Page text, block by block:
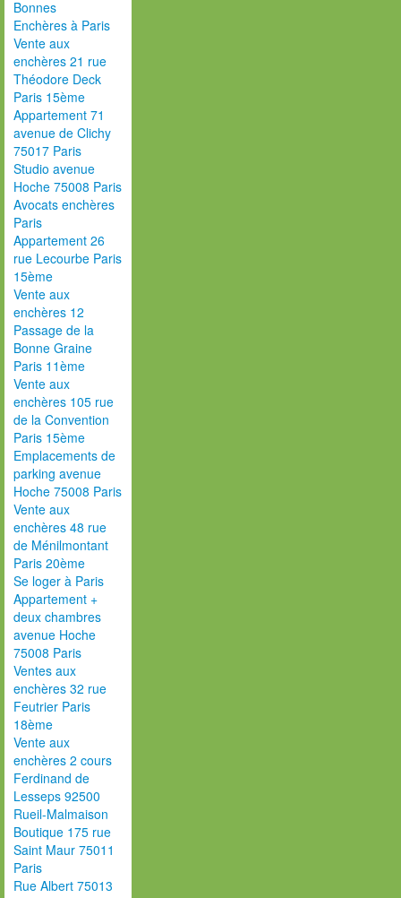
Bonnes
Enchères à Paris
Vente aux
enchères 21 rue
Théodore Deck
Paris 15ème
Appartement 71
avenue de Clichy
75017 Paris
Studio avenue
Hoche 75008 Paris
Avocats enchères
Paris
Appartement 26
rue Lecourbe Paris
15ème
Vente aux
enchères 12
Passage de la
Bonne Graine
Paris 11ème
Vente aux
enchères 105 rue
de la Convention
Paris 15ème
Emplacements de
parking avenue
Hoche 75008 Paris
Vente aux
enchères 48 rue
de Ménilmontant
Paris 20ème
Se loger à Paris
Appartement +
deux chambres
avenue Hoche
75008 Paris
Ventes aux
enchères 32 rue
Feutrier Paris
18ème
Vente aux
enchères 2 cours
Ferdinand de
Lesseps 92500
Rueil-Malmaison
Boutique 175 rue
Saint Maur 75011
Paris
Rue Albert 75013